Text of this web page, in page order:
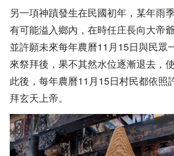
另一項神蹟發生在民國初年，某年雨
有可能溢入鄉內，在時任庄長向大帝
並許願未來每年農曆11月15日與民眾
來祭拜後，果不其然水位逐漸退去，
此後，每年農曆11月15日村民都依照
拜玄天上帝。